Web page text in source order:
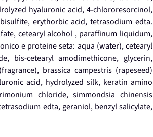
hyaluronic acid, 4-chlororesorcinol,
erythorbic acid, tetrasodium edta.
cetearyl alcohol , paraffinum liquidum,
e proteine seta: aqua (water), cetearyl
bis-cetearyl amodimethicone, glycerin,
brassica campestris (rapeseed)
acid, hydrolyzed silk, keratin amino
chloride, simmondsia chinensis
edta, geraniol, benzyl salicylate,